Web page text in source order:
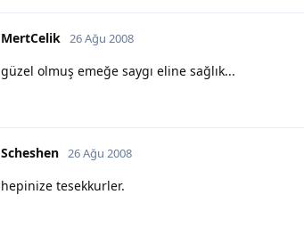
MertCelik 26 Ağu 2008
güzel olmuş emeğe saygı eline sağlık...
Scheshen 26 Ağu 2008
hepinize tesekkurler.